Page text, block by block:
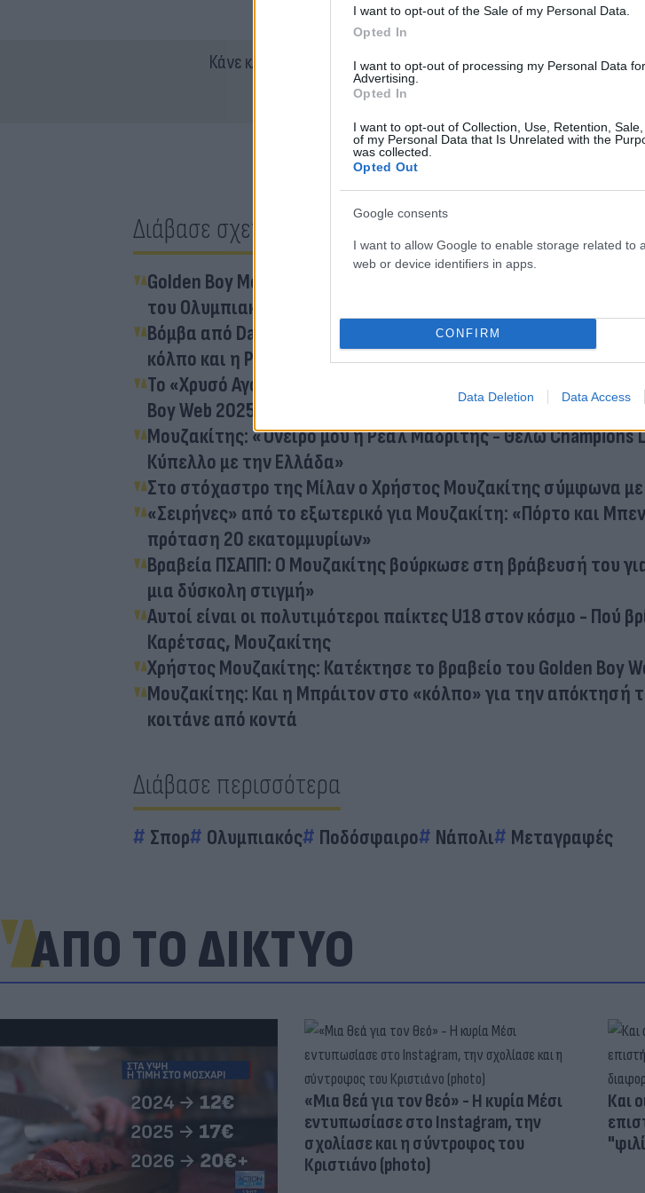
I want to opt-out of the Sale of my Personal Data.
Opted In
I want to opt-out of processing my Personal Data
Advertising.
Opted In
I want to opt-out of Collection, Use, Retention,
of my Personal Data that Is Unrelated with the
was collected.
Opted Out
Google consents
I want to allow Google to enable storage related to
web or device identifiers in apps.
CONFIRM
Data Deletion Data Access
Κάνε κλικ και δες περισσότεροFlash.grστην αναζήτηση της
Διάβασε σχετικά
Golden Boy Μουζακίτης: Τέσσερις αγγλικοί σύλλογοι και η
του Ολυμπιακού
Bόμβα από Daily Mail: «H Μάντσεστερ Γιουνάιτεντ είδε από
κόλπο και η Ρεάλ»
Το «Χρυσό Αγόρι» του Ολυμπιακού: Ο Χρήστος Μουζακίτης
Boy Web 2025
Μουζακίτης: «Όνειρο μου η Ρεάλ Μαδρίτης - Θέλω Champions
Κύπελλο με την Ελλάδα»
Στο στόχαστρο της Μίλαν ο Χρήστος Μουζακίτης σύμφωνα με
«Σειρήνες» από το εξωτερικό για Μουζακίτη: «Πόρτο και
πρόταση 20 εκατομμυρίων»
Βραβεία ΠΣΑΠΠ: Ο Μουζακίτης βούρκωσε στη βράβευσή του
μια δύσκολη στιγμή»
Αυτοί είναι οι πολυτιμότεροι παίκτες U18 στον κόσμο - Πού
Καρέτσας, Μουζακίτης
Χρήστος Μουζακίτης: Κατέκτησε το βραβείο του Golden Boy
Μουζακίτης: Και η Μπράιτον στο «κόλπο» για την απόκτησή
κοιτάνε από κοντά
Διάβασε περισσότερα
Σπορ Ολυμπιακός Ποδόσφαιρο Νάπολι Μεταγραφές
ΑΠΟ ΤΟ ΔΙΚΤΥΟ
«Μια θεά για τον θεό» - Η κυρία Μέσι
εντυπωσίασε στο Instagram, την
σχολίασε και η σύντροφος του
Κριστιάνο (photo)
Και